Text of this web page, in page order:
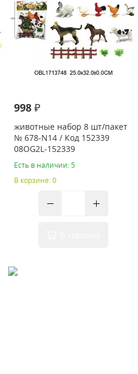
998 ₽
животные набор 8 шт/пакет
№ 678-N14 / Код 152339
08OG2L-152339
Есть в наличии: 5
В корзине: 0